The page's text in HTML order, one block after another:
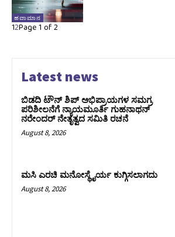
ಹವಾಮಾನ
12Page 1 of 2
Latest news
ಬಿಡದಿ ಟೌನ್ ಶಿಪ್ ಅಭಿಪ್ರಾಯಗಳ ಸಮಗ್ರ
ಪರಿಶೀಲನೆಗೆ ನ್ಯಾಯಮೂರ್ತಿ ಗುಹನಾಥನ್
ನರೇಂದರ್ ನೇತೃತ್ವದ ಸಮಿತಿ ರಚನೆ
August 8, 2026
ಮಸಿ ಎರಚಿ ಮನೋಸ್ಥೈರ್ಯ ಕುಗ್ಗಿಸಲಾಗದು
August 8, 2026